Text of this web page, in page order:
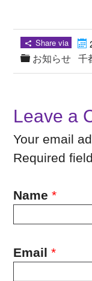
Share via
お知らせ 千
Leave a
Your email
Required
Name *
Email *